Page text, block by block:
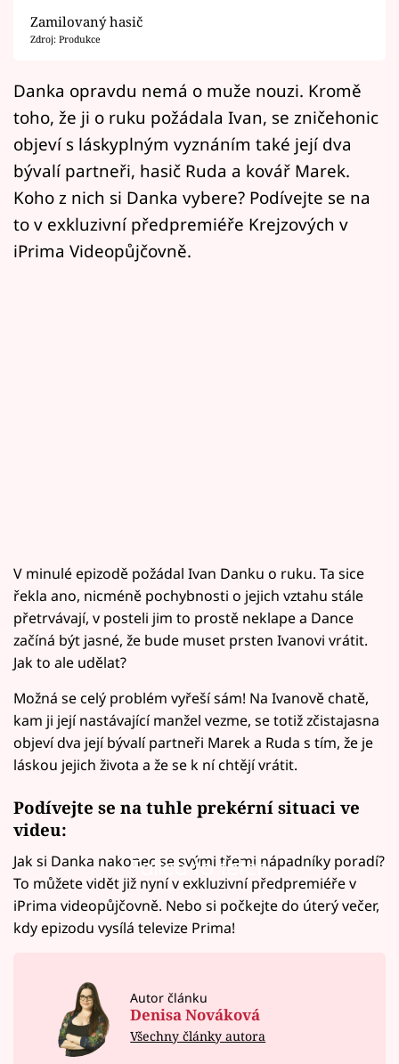
Mámy sobě
Sledujte nás
Zamilovaný hasič
Zdroj: Produkce
Danka opravdu nemá o muže nouzi. Kromě
toho, že ji o ruku požádala Ivan, se zničehonic
objeví s láskyplným vyznáním také její dva
bývalí partneři, hasič Ruda a kovář Marek.
Koho z nich si Danka vybere? Podívejte se na
to v exkluzivní předpremiéře Krejzových v
iPrima Videopůjčovně.
V minulé epizodě požádal Ivan Danku o ruku. Ta sice
řekla ano, nicméně pochybnosti o jejich vztahu stále
přetrvávají, v posteli jim to prostě neklape a Dance
začíná být jasné, že bude muset prsten Ivanovi vrátit.
Jak to ale udělat?
Možná se celý problém vyřeší sám! Na Ivanově chatě,
kam ji její nastávající manžel vezme, se totiž zčistajasna
objeví dva její bývalí partneři Marek a Ruda s tím, že je
láskou jejich života a že se k ní chtějí vrátit.
Podívejte se na tuhle prekérní situaci ve
videu:
Failed to fetch
Jak si Danka nakonec se svými třemi nápadníky poradí?
To můžete vidět již nyní v exkluzivní předpremiéře v
iPrima videopůjčovně. Nebo si počkejte do úterý večer,
kdy epizodu vysílá televize Prima!
Autor článku
Denisa Nováková
Všechny články autora